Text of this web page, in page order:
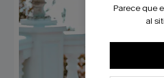
Parece que
al